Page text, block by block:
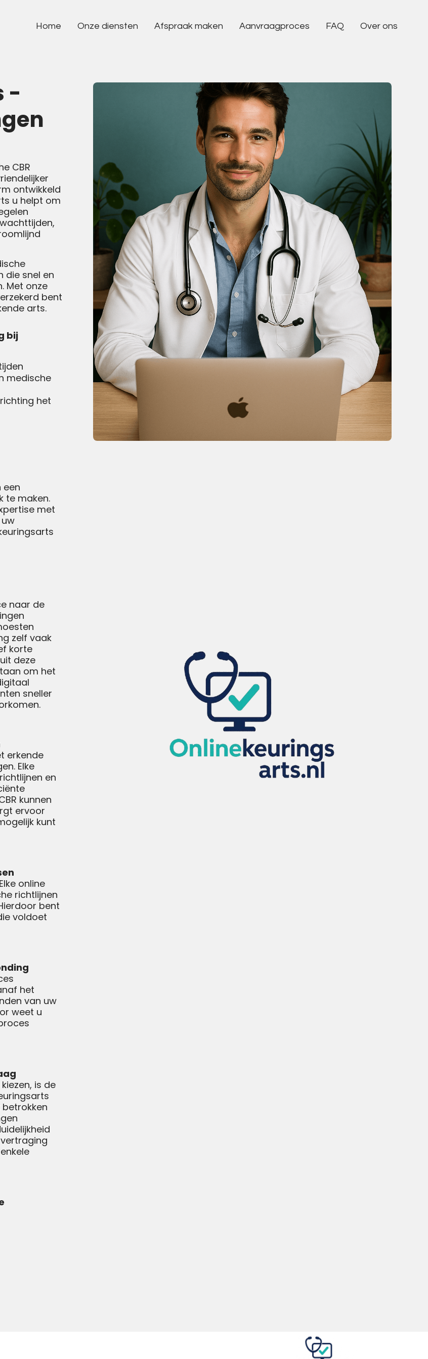
Home Onze diensten
Diabetes
Flauwvallen
Misvorming hersenvat
Medicatie
Spoedkeuring
Afspraak maken Aanvraagproces FAQ Over ons
een
te maken.
met
naar de
zelf vaak
korte
deze
om het
sneller
erkende
Elke
en
kunnen
ervoor
kunt
online
richtlijnen
bent
voldoet
het
van uw
weet u
is de
-
CBR
ontwikkeld
u helpt om
die snel en
Met onze
bent
arts.
bij
medische
het